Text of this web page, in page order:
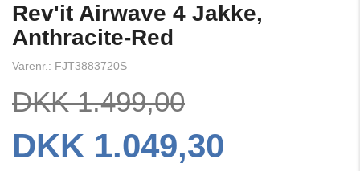
Rev'it Airwave 4 Jakke,
Anthracite-Red
Varenr.: FJT3883720S
DKK 1.499,00
DKK 1.049,30